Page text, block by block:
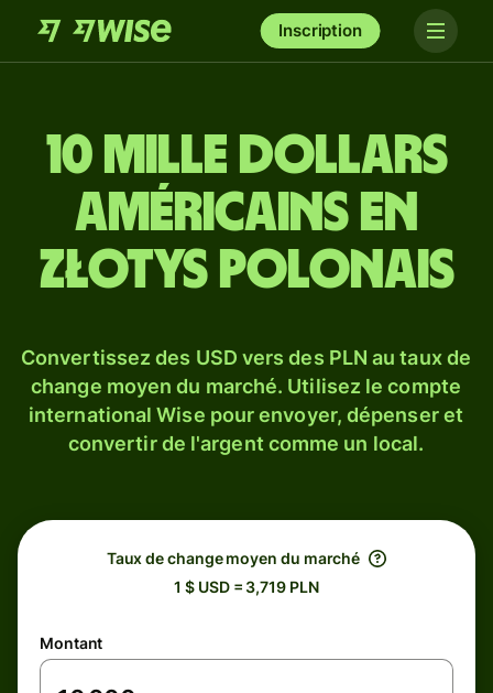
Inscription
10 mille dollars
américains en
złotys polonais
Convertissez des USD vers des PLN au taux de
change moyen du marché. Utilisez le compte
international Wise pour envoyer, dépenser et
convertir de l'argent comme un local.
Taux de change moyen du marché
1 $ USD = 3,719 PLN
Montant